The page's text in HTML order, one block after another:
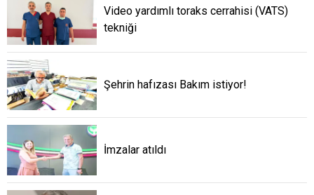
Video yardımlı toraks cerrahisi (VATS)
tekniği
Şehrin hafızası Bakım istiyor!
İmzalar atıldı